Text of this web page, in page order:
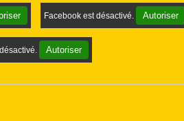
Facebook est désactivé. Autoriser
Autoriser